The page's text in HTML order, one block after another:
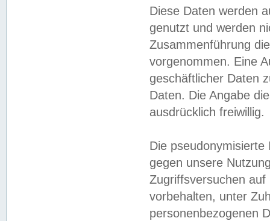
Diese Daten werden
genutzt und werden
Zusammenführung
vorgenommen. Eine
geschäftlicher Daten
Daten. Die Angabe
ausdrücklich freiwillig.
Die
gegen unsere
Zugriffsversuchen
vorbehalten, unter
personenbezogenen